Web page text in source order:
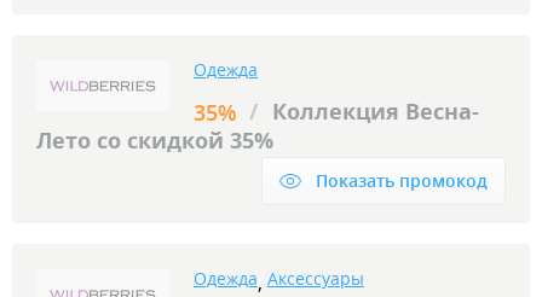
Одежда
35% / Коллекция Весна-
Лето со скидкой 35%
Показать промокод
Одежда, Аксессуары